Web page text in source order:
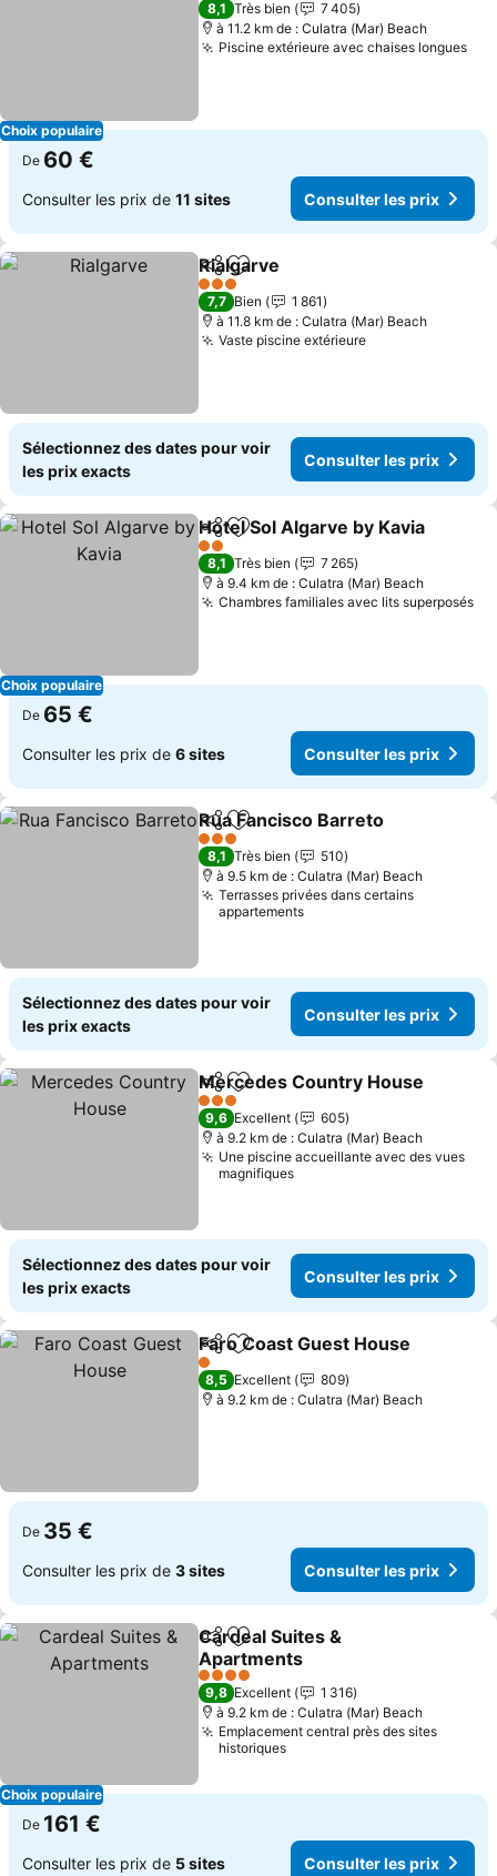
Choix populaire
8,1 Très bien
7 405
à 11.2 km de : Culatra (Mar) Beach
Piscine extérieure avec chaises longues
De 60 €
Consulter les prix de 11 sites Consulter les prix
PartagerAjouter à mes favoris
Rialgarve
3 Étoiles
7,7 Bien
1 861
à 11.8 km de : Culatra (Mar) Beach
Vaste piscine extérieureConsulter les
Sélectionnez des dates pour voir
les prix exacts
Consulter les prix
Choix populaire
PartagerAjouter à mes favoris
Hotel Sol Algarve by Kavia
2 Étoiles
8,1 Très bien
7 265
à 9.4 km de : Culatra (Mar) Beach
Chambres familiales avec lits superposés
De 65 €
Consulter les prix de 6 sites Consulter les prix
PartagerAjouter à mes favoris
Rua Fancisco Barreto
3 Étoiles
8,1 Très bien
510
à 9.5 km de : Culatra (Mar) Beach
Terrasses privées dans certains
appartements
Sélectionnez des dates pour voir
les prix exacts
Consulter les prix
PartagerAjouter à mes favoris
Mercedes Country House
3 Étoiles
9,6 Excellent
605
à 9.2 km de : Culatra (Mar) Beach
Une piscine accueillante avec des vues
magnifiques
Sélectionnez des dates pour voir
les prix exacts
Consulter les prix
PartagerAjouter à mes favoris
Faro Coast Guest House
1 Étoiles
8,5 Excellent
809
à 9.2 km de : Culatra (Mar) Beach
De 35 €
Consulter les prix de 3 sites Consulter les prix
Choix populaire
PartagerAjouter à mes favoris
Cardeal Suites &
Apartments
Consulter les prix
4 Étoiles
9,8 Excellent
1 316
à 9.2 km de : Culatra (Mar) Beach
Emplacement central près des sites
historiques
De 161 €
Consulter les prix de 5 sites Consulter les prix